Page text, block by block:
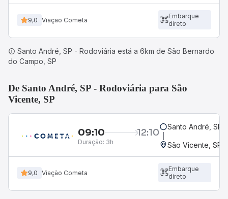
9,0 Viação Cometa
Embarque
direto
Santo André, SP - Rodoviária está a 6km de São Bernardo
do Campo, SP
De Santo André, SP - Rodoviária para São
Vicente, SP
09:10 12:10
Duração: 3h
Santo André, SP
São Vicente, SP
9,0 Viação Cometa
Embarque
direto